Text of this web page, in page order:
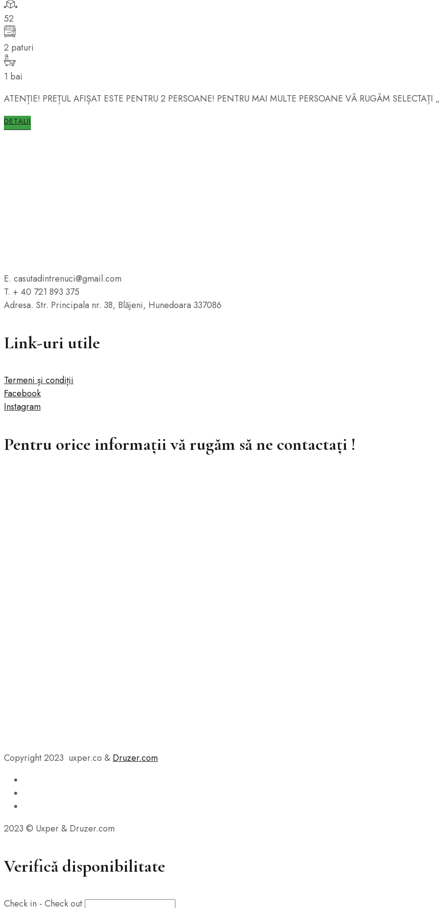
52
2 paturi
1 bai
ATENȚIE! PREȚUL AFIȘAT ESTE PENTRU 2 PERSOANE! PENTRU MAI MULTE PERSOANE VĂ RUGĂM SELECTAȚI
DETALII
E. casutadintrenuci@gmail.com
T. + 40 721 893 375
Adresa. Str. Principala nr. 38, Blăjeni, Hunedoara 337086
Link-uri utile
Termeni și condiții
Facebook
Instagram
Pentru orice informații vă rugăm să ne contactați !
Copyright 2023 uxper.co & Druzer.com
2023 © Uxper & Druzer.com
Verifică disponibilitate
Check in - Check out